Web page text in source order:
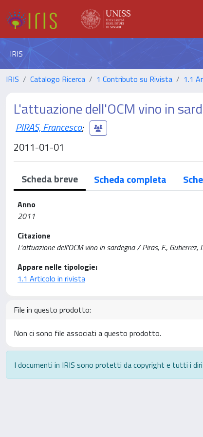
IRIS
IRIS Catalogo Ricerca 1 Contributo su Rivista 1.1
L'attuazione dell'OCM vino in
PIRAS, Francesco;
2011-01-01
Scheda breve Scheda completa
Anno
2011
Citazione
L'attuazione dell'OCM vino in sardegna / Piras, F.,
Appare nelle tipologie:
1.1 Articolo in rivista
File in questo prodotto:
Non ci sono file associati a questo prodotto.
I documenti in IRIS sono protetti da copyright e tutti i